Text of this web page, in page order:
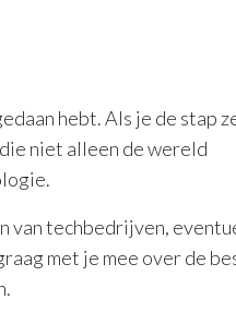
hebt. Als je de stap
niet alleen de wereld
van techbedrijven,
met je mee over de